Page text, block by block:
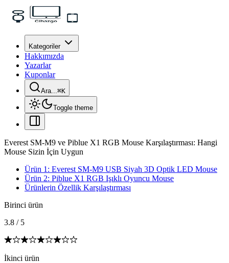
Kategoriler
Hakkımızda
Yazarlar
Kuponlar
Ara...⌘K
Toggle theme
Everest SM-M9 ve Piblue X1 RGB Mouse Karşılaştırması: Hangi
Mouse Sizin İçin Uygun
Ürün 1: Everest SM-M9 USB Siyah 3D Optik LED Mouse
Ürün 2: Piblue X1 RGB Işıklı Oyuncu Mouse
Ürünlerin Özellik Karşılaştırması
Birinci ürün
3.8 / 5
İkinci ürün